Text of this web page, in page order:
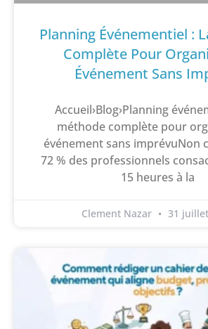
Planning Événementiel :
Complète Pour
Événement Sans
Accueil›Blog›Planning
méthode complète pour
événement sans imprévuNon
72 % des professionnels
15 heures à la
Clement Nazar 31